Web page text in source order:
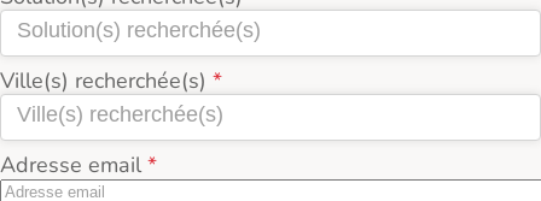
Ville(s) recherchée(s)
Adresse email